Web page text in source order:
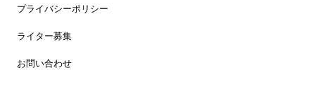
プライバシーポリシー
ライター募集
お問い合わせ